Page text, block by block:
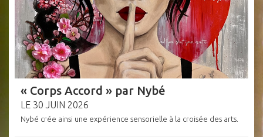
« Corps Accord » par Nybé
LE 30 JUIN 2026
Nybé crée ainsi une expérience sensorielle à la croisée des arts.